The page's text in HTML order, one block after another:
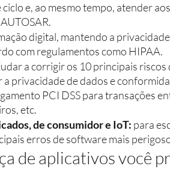
e, ao mesmo tempo, atender
digital, mantendo a
com regulamentos como HIPAA.
a corrigir os 10 principais riscos
privacidade de dados e
PCI DSS para transações
etc.
de consumidor e IoT: para
erros de software mais
de aplicativos você